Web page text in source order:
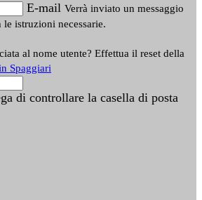
E-mail Verrà inviato un messaggio
istruzioni necessarie.
al nome utente? Effettua il reset della
Spaggiari
di controllare la casella di posta